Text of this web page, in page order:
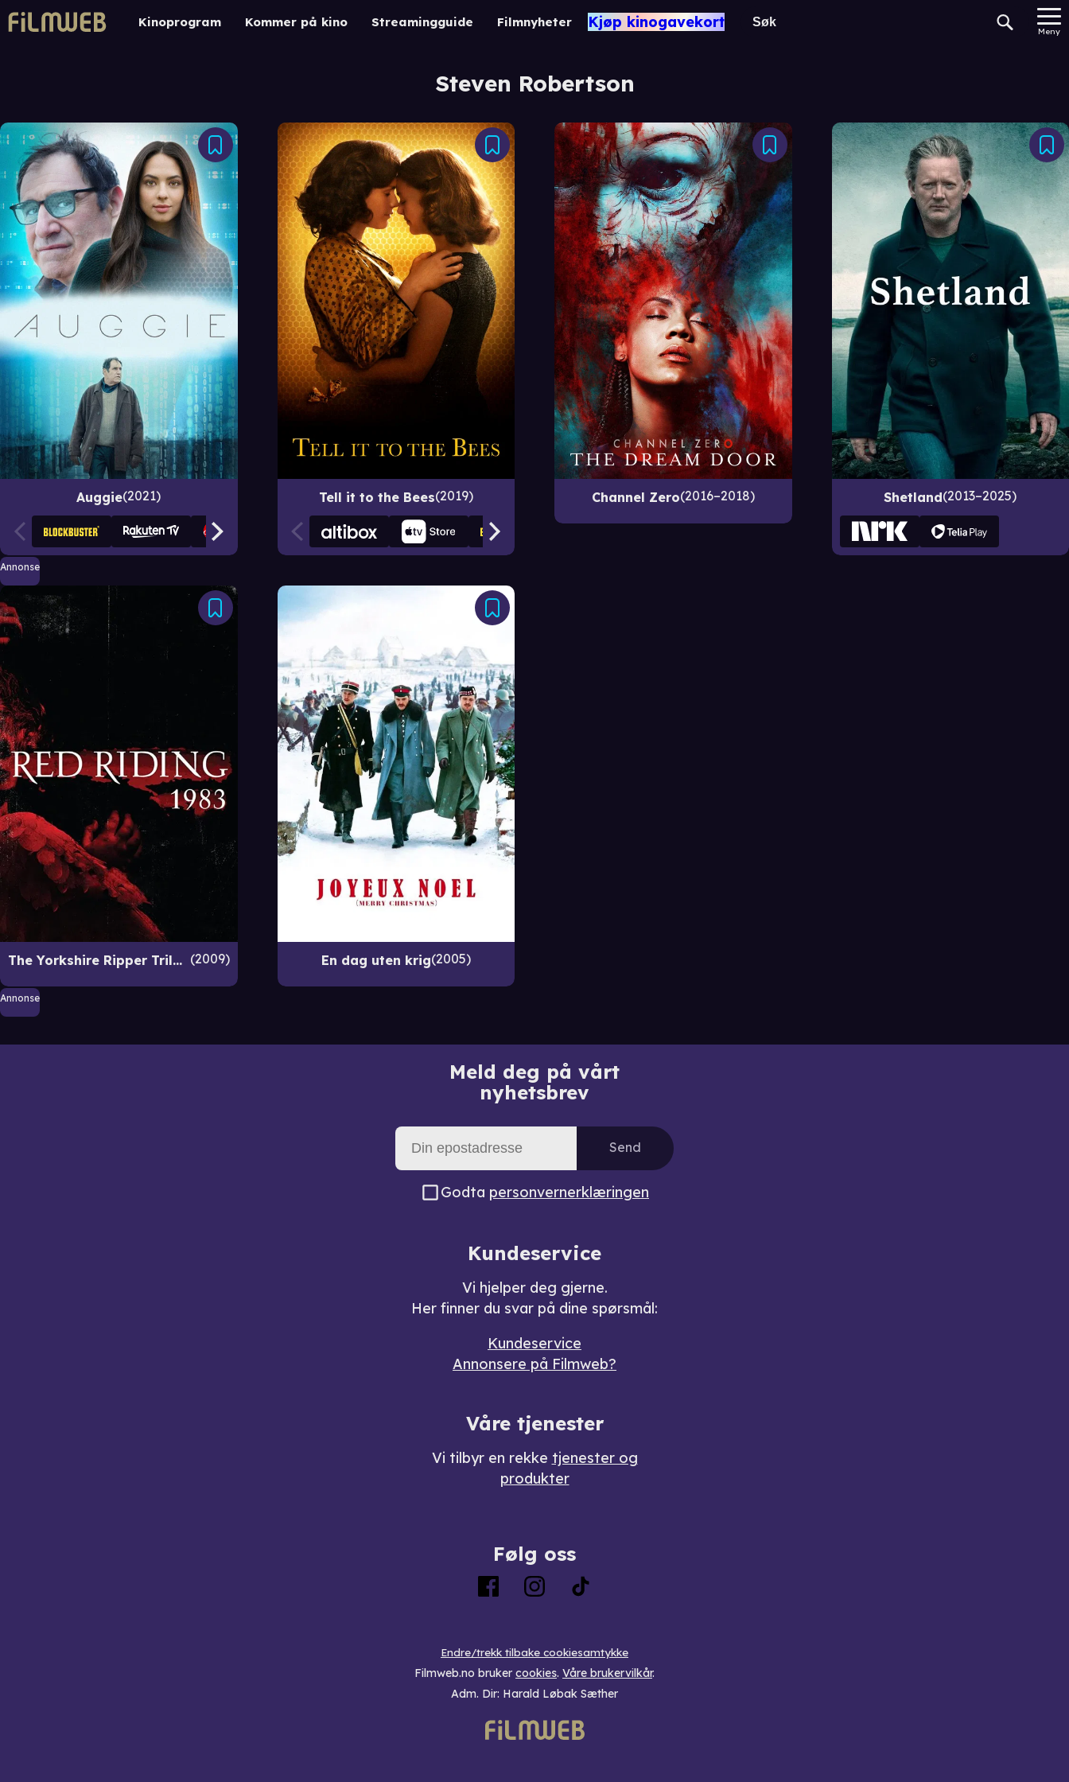
Kinoprogram Kommer på kino Streamingguide Filmnyheter Kjøp kinogavekort
Meny
Steven Robertson
Auggie 2021 Tell it to the Bees 2019 Channel Zero 2016–2018 Shetland 2013–2025
Annonse
The Yorkshire Ripper Trilogy: 1983 - Av jord er du kommet 2009 En dag uten krig 2005
Annonse
Meld deg på vårt
nyhetsbrev
Send
Godta personvernerklæringen
Kundeservice
Vi hjelper deg gjerne.
Her finner du svar på dine spørsmål:
Kundeservice
Annonsere på Filmweb?
Våre tjenester
Vi tilbyr en rekke tjenester og
produkter
Følg oss
Endre/trekk tilbake cookiesamtykke
Filmweb.no bruker cookies. Våre brukervilkår.
Adm. Dir: Harald Løbak Sæther